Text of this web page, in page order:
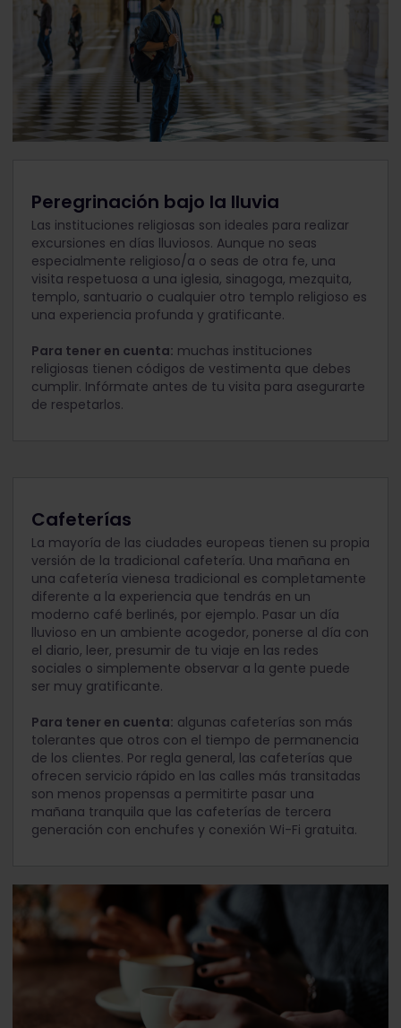
Peregrinación bajo la lluvia
Las instituciones religiosas son ideales para realizar
excursiones en días lluviosos. Aunque no seas
especialmente religioso/a o seas de otra fe, una
visita respetuosa a una iglesia, sinagoga, mezquita,
templo, santuario o cualquier otro templo religioso es
una experiencia profunda y gratificante.
Para tener en cuenta: muchas instituciones
religiosas tienen códigos de vestimenta que debes
cumplir. Infórmate antes de tu visita para asegurarte
de respetarlos.
Cafeterías
La mayoría de las ciudades europeas tienen su propia
versión de la tradicional cafetería. Una mañana en
una cafetería vienesa tradicional es completamente
diferente a la experiencia que tendrás en un
moderno café berlinés, por ejemplo. Pasar un día
lluvioso en un ambiente acogedor, ponerse al día con
el diario, leer, presumir de tu viaje en las redes
sociales o simplemente observar a la gente puede
ser muy gratificante.
Para tener en cuenta: algunas cafeterías son más
tolerantes que otros con el tiempo de permanencia
de los clientes. Por regla general, las cafeterías que
ofrecen servicio rápido en las calles más transitadas
son menos propensas a permitirte pasar una
mañana tranquila que las cafeterías de tercera
generación con enchufes y conexión Wi-Fi gratuita.